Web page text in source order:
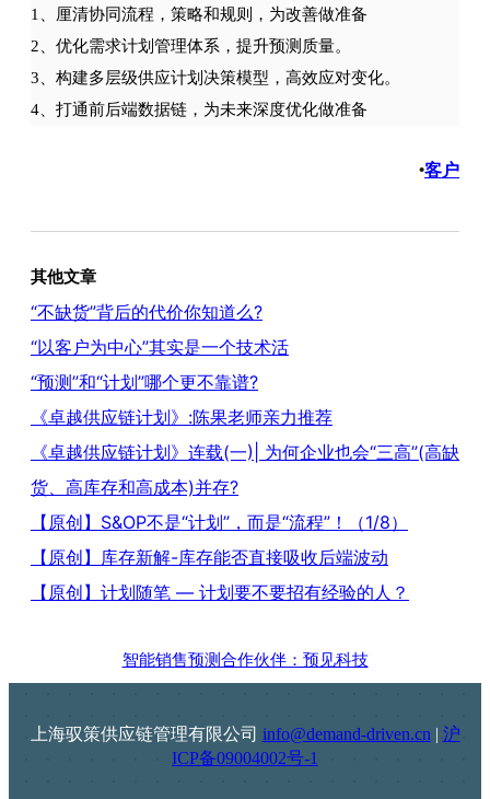
1、厘清协同流程，策略和规则，为改善做准备
2、优化需求计划管理体系，提升预测质量。
3、构建多层级供应计划决策模型，高效应对变化。
4、打通前后端数据链，为未来深度优化做准备
•客户
其他文章
“不缺货”背后的代价你知道么?
“以客户为中心”其实是一个技术活
“预测”和“计划”哪个更不靠谱?
《卓越供应链计划》:陈果老师亲力推荐
《卓越供应链计划》连载(一)| 为何企业也会“三高”(高缺
货、高库存和高成本)并存?
【原创】S&OP不是“计划”，而是“流程”！（1/8）
【原创】库存新解-库存能否直接吸收后端波动
【原创】计划随笔 — 计划要不要招有经验的人？
智能销售预测合作伙伴：预见科技
上海驭策供应链管理有限公司 info@demand-driven.cn | 沪
ICP备09004002号-1